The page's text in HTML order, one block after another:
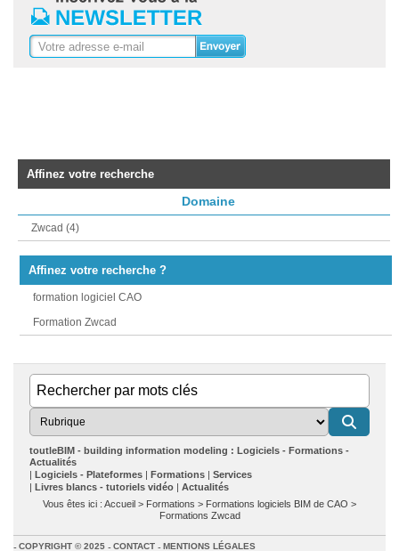
Affinez votre recherche
Domaine
Zwcad (4)
Affinez votre recherche ?
formation logiciel CAO
Formation Zwcad
toutleBIM - building information modeling : Logiciels - Formations -
Actualités
Logiciels - Plateformes
Formations
Services
Livres blancs - tutoriels vidéo
Actualités
Vous êtes ici : Accueil > Formations > Formations logiciels BIM de CAO >
Formations Zwcad
COPYRIGHT © 2025 CONTACT MENTIONS LÉGALES